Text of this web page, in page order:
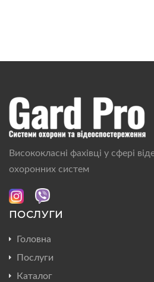
Висококласні фахівці у сфері
охоронних систем
ПОСЛУГИ
Головна
Послуги
Каталог